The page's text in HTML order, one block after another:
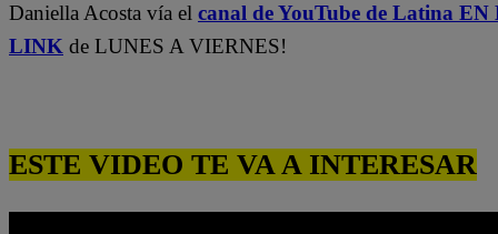
Daniella Acosta vía el canal de YouTube de Latina EN
LINK de LUNES A VIERNES!
ESTE VIDEO TE VA A INTERESAR